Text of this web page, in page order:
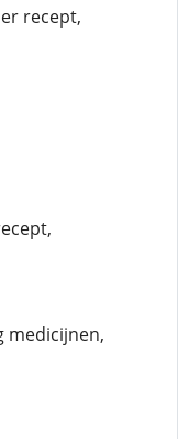
recept,
medicijnen,